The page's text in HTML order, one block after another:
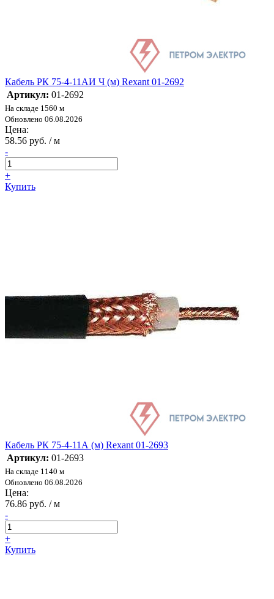
Кабель РК 75-4-11АИ Ч (м) Rexant 01-2692
Артикул: 01-2692
На складе 1560 м
Обновлено 06.08.2026
Цена:
58.56 руб. / м
-
+
Купить
Кабель РК 75-4-11А (м) Rexant 01-2693
Артикул: 01-2693
На складе 1140 м
Обновлено 06.08.2026
Цена:
76.86 руб. / м
-
+
Купить